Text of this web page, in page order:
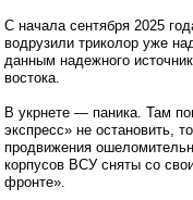
С начала сентября 2025
водрузили триколор уже
данным надежного
востока.
В укрнете — паника. Там
экспресс» не остановить,
продвижения
корпусов ВСУ сняты со
фронте».